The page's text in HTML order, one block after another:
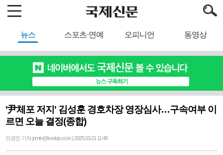
뉴스 스포츠·연예 오피니언 동영상
'尹체포 저지' 김성훈 경호차장 영장심사…구속여부 이
르면 오늘 결정(종합)
민경진 기자 jnmin@kookje.co.kr | 2025.03.21 11:48